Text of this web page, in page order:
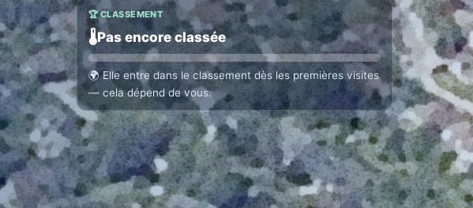
🏆 CLASSEMENT
🌡️Pas encore classée
🌍Elle entre dans le classement dès les premières visites
— cela dépend de vous.